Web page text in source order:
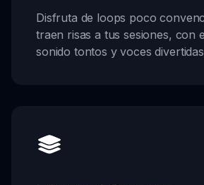
Disfruta de loops poco
traen risas a tus sesiones, con
sonido tontos y voces